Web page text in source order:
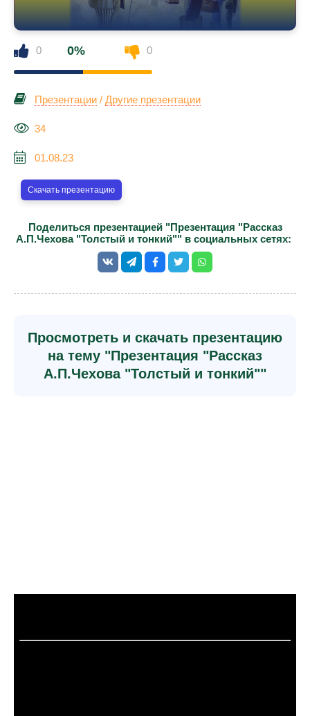
0 0% 0
Презентации / Другие презентации
34
01.08.23
Скачать презентацию
Поделиться презентацией "Презентация "Рассказ
А.П.Чехова "Толстый и тонкий"" в социальных сетях:
Просмотреть и скачать презентацию
на тему "Презентация "Рассказ
А.П.Чехова "Толстый и тонкий""